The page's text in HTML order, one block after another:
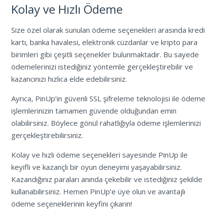
Kolay ve Hızlı Ödeme
Size özel olarak sunulan ödeme seçenekleri arasında kredi
kartı, banka havalesi, elektronik cüzdanlar ve kripto para
birimleri gibi çeşitli seçenekler bulunmaktadır. Bu sayede
ödemelerinizi istediğiniz yöntemle gerçekleştirebilir ve
kazancınızı hızlıca elde edebilirsiniz.
Ayrıca, PinUp’in güvenli SSL şifreleme teknolojisi ile ödeme
işlemlerinizin tamamen güvende olduğundan emin
olabilirsiniz. Böylece gönül rahatlığıyla ödeme işlemlerinizi
gerçekleştirebilirsiniz.
Kolay ve hızlı ödeme seçenekleri sayesinde PinUp ile
keyifli ve kazançlı bir oyun deneyimi yaşayabilirsiniz.
Kazandığınız paraları anında çekebilir ve istediğiniz şekilde
kullanabilirsiniz. Hemen PinUp’e üye olun ve avantajlı
ödeme seçeneklerinin keyfini çıkarın!